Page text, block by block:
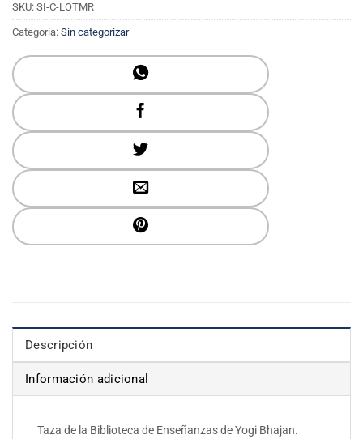
SKU: SI-C-LOTMR
Categoría: Sin categorizar
Descripción
Información adicional
Taza de la Biblioteca de Enseñanzas de Yogi Bhajan.